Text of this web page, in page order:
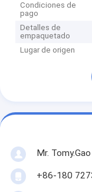
Condiciones de
pago
Detalles de
empaquetado
Lugar de origen
Mr. Tomy.Gao
+86-180